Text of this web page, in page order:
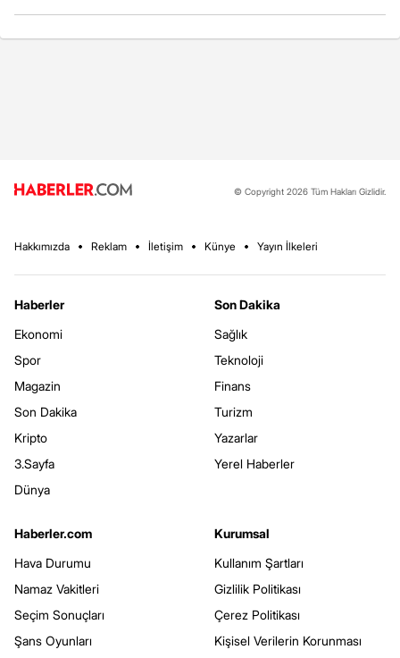
© Copyright 2026 Tüm Hakları Gizlidir.
Hakkımızda Reklam İletişim Künye Yayın İlkeleri
Haberler
Ekonomi
Spor
Magazin
Son Dakika
Kripto
3.Sayfa
Dünya
Son Dakika
Sağlık
Teknoloji
Finans
Turizm
Yazarlar
Yerel Haberler
Haberler.com
Hava Durumu
Namaz Vakitleri
Seçim Sonuçları
Şans Oyunları
Kurumsal
Kullanım Şartları
Gizlilik Politikası
Çerez Politikası
Kişisel Verilerin Korunması